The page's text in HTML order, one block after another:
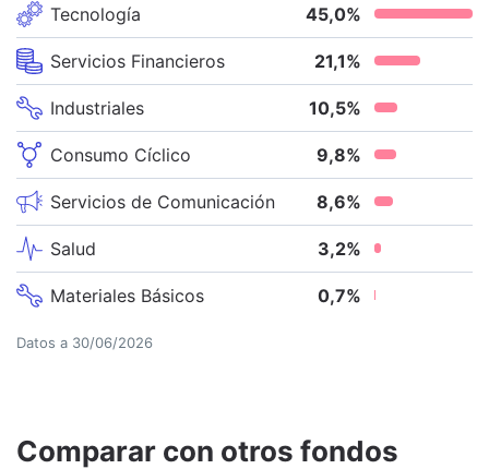
Tecnología 45,0%
Servicios Financieros 21,1%
Industriales 10,5%
Consumo Cíclico 9,8%
Servicios de Comunicación 8,6%
Salud 3,2%
Materiales Básicos 0,7%
Datos a 30/06/2026
Comparar con otros fondos